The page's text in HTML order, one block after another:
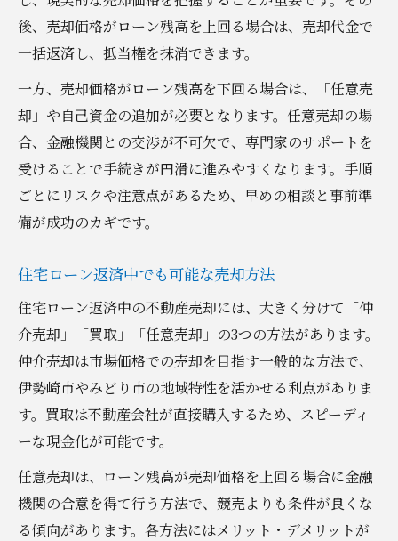
後、売却価格がローン残高を上回る場合は、売却代金で
一括返済し、抵当権を抹消できます。
一方、売却価格がローン残高を下回る場合は、「任意売
却」や自己資金の追加が必要となります。任意売却の場
合、金融機関との交渉が不可欠で、専門家のサポートを
受けることで手続きが円滑に進みやすくなります。手順
ごとにリスクや注意点があるため、早めの相談と事前準
備が成功のカギです。
住宅ローン返済中でも可能な売却方法
住宅ローン返済中の不動産売却には、大きく分けて「仲
介売却」「買取」「任意売却」の3つの方法があります。
仲介売却は市場価格での売却を目指す一般的な方法で、
伊勢崎市やみどり市の地域特性を活かせる利点がありま
す。買取は不動産会社が直接購入するため、スピーディ
ーな現金化が可能です。
任意売却は、ローン残高が売却価格を上回る場合に金融
機関の合意を得て行う方法で、競売よりも条件が良くな
る傾向があります。各方法にはメリット・デメリットが